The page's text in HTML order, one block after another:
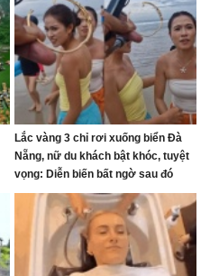
Lắc vàng 3 chỉ rơi xuống biển Đà
Nẵng, nữ du khách bật khóc, tuyệt
vọng: Diễn biến bất ngờ sau đó